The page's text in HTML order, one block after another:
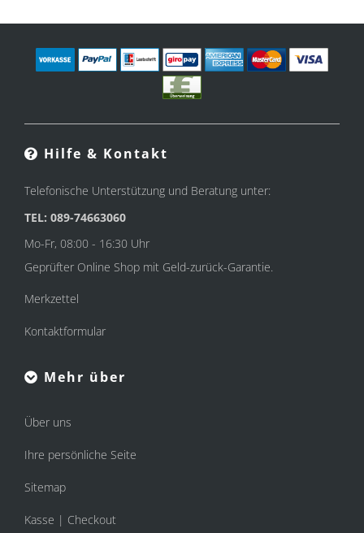
Hilfe & Kontakt
Telefonische Unterstützung und Beratung unter:
TEL: 089-74663060
Mo-Fr, 08:00 - 16:30 Uhr
Geprüfter Online Shop mit Geld-zurück-Garantie.
Merkzettel
Kontaktformular
Mehr über
Über uns
Ihre persönliche Seite
Sitemap
Kasse | Checkout